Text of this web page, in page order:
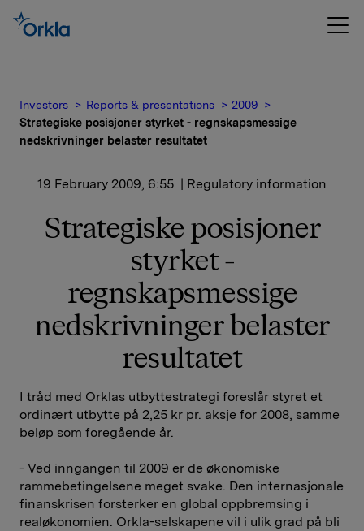
Investors Reports & presentations
2009
Strategiske posisjoner styrket - regnskapsmessige
nedskrivninger belaster resultatet
19 February 2009, 6:55 | Regulatory information
Strategiske posisjoner
styrket -
regnskapsmessige
nedskrivninger belaster
resultatet
I tråd med Orklas utbyttestrategi foreslår styret et
ordinært utbytte på 2,25 kr pr. aksje for 2008, samme
beløp som foregående år.
- Ved inngangen til 2009 er de økonomiske
rammebetingelsene meget svake. Den internasjonale
finanskrisen forsterker en global oppbremsing i
realøkonomien. Orkla-selskapene vil i ulik grad på bli